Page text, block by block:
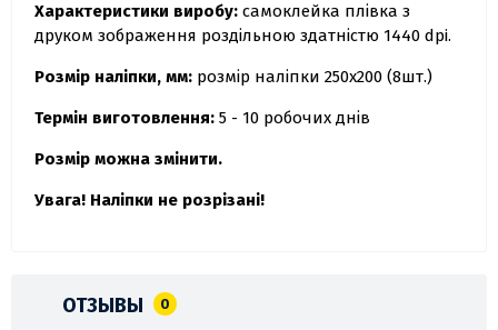
Характеристики виробу: самоклейка плівка з
друком зображення роздільною здатністю 1440 dpi.
Розмір наліпки, мм: розмір наліпки 250х200 (8шт.)
Термін виготовлення: 5 - 10 робочих днів
Розмір можна змінити.
Увага! Наліпки не розрізані!
ОТЗЫВЫ 0